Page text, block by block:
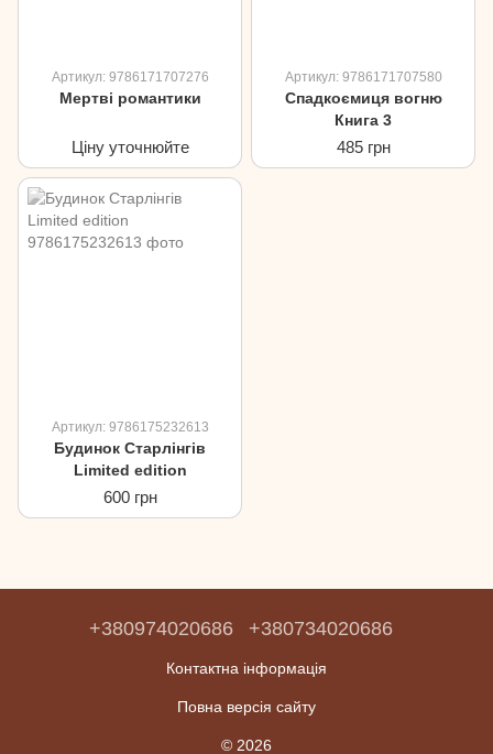
Артикул: 9786171707276
Мертві романтики
Ціну уточнюйте
Артикул: 9786171707580
Спадкоємиця вогню
Книга 3
485 грн
Артикул: 9786175232613
Будинок Старлінгів
Limited edition
600 грн
+380974020686 +380734020686
Контактна інформація
Повна версія сайту
© 2026